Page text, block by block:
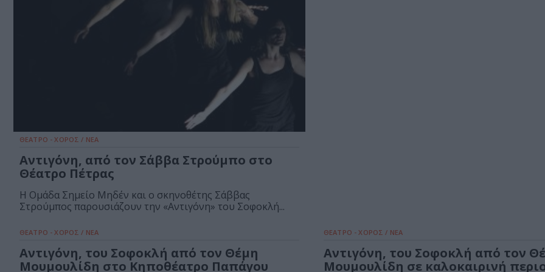
ΘΕΑΤΡΟ - ΧΟΡΟΣ / ΝΕΑ
Αντιγόνη, από τον Σάββα Στρούμπο στο
Θέατρο Πέτρας
Η Ομάδα Σημείο Μηδέν και ο σκηνοθέτης Σάββας
Στρούμπος παρουσιάζουν την «Αντιγόνη» του Σοφοκλή...
ΘΕΑΤΡΟ - ΧΟΡΟΣ / ΝΕΑ
Αντιγόνη, του Σοφοκλή από τον Θέμη
Μουμουλίδη στο Κηποθέατρο Παπάγου
ΘΕΑΤΡΟ - ΧΟΡΟΣ / ΝΕΑ
Αντιγόνη, του Σοφοκλή από τον
Μουμουλίδη σε καλοκαιρινή